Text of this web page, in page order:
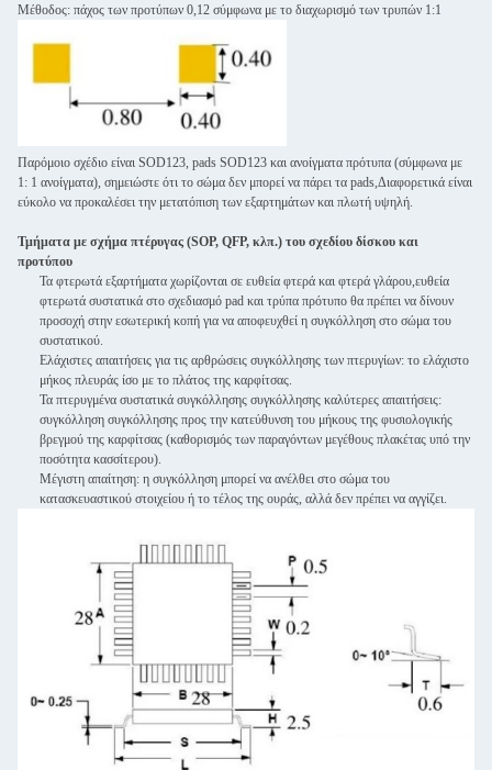
Μέθοδος: πάχος των προτύπων 0,12 σύμφωνα με το διαχωρισμό των τρυπών 1:1
Παρόμοιο σχέδιο είναι SOD123, pads SOD123 και ανοίγματα πρότυπα (σύμφωνα με
1: 1 ανοίγματα), σημειώστε ότι το σώμα δεν μπορεί να πάρει τα pads,Διαφορετικά είναι
εύκολο να προκαλέσει την μετατόπιση των εξαρτημάτων και πλωτή υψηλή.
Τμήματα με σχήμα πτέρυγας (SOP, QFP, κλπ.) του σχεδίου δίσκου και
προτύπου
Τα φτερωτά εξαρτήματα χωρίζονται σε ευθεία φτερά και φτερά γλάρου,ευθεία
φτερωτά συστατικά στο σχεδιασμό pad και τρύπα πρότυπο θα πρέπει να δίνουν
προσοχή στην εσωτερική κοπή για να αποφευχθεί η συγκόλληση στο σώμα του
συστατικού.
Ελάχιστες απαιτήσεις για τις αρθρώσεις συγκόλλησης των πτερυγίων: το ελάχιστο
μήκος πλευράς ίσο με το πλάτος της καρφίτσας.
Τα πτερυγμένα συστατικά συγκόλλησης συγκόλλησης καλύτερες απαιτήσεις:
συγκόλληση συγκόλλησης προς την κατεύθυνση του μήκους της φυσιολογικής
βρεγμού της καρφίτσας (καθορισμός των παραγόντων μεγέθους πλακέτας υπό την
ποσότητα κασσίτερου).
Μέγιστη απαίτηση: η συγκόλληση μπορεί να ανέλθει στο σώμα του
κατασκευαστικού στοιχείου ή το τέλος της ουράς, αλλά δεν πρέπει να αγγίζει.